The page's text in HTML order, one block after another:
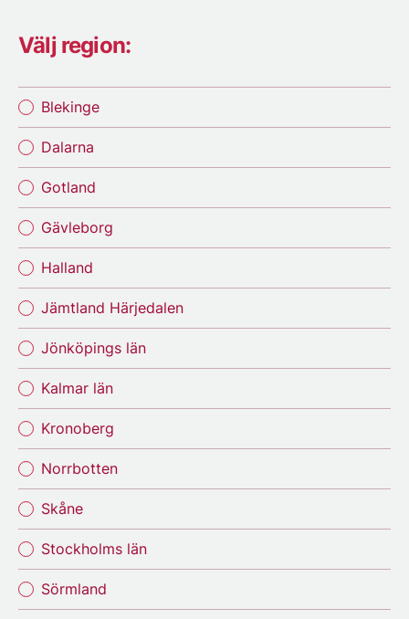
Välj region:
Blekinge
Dalarna
Gotland
Gävleborg
Halland
Jämtland Härjedalen
Jönköpings län
Kalmar län
Kronoberg
Norrbotten
Skåne
Stockholms län
Sörmland